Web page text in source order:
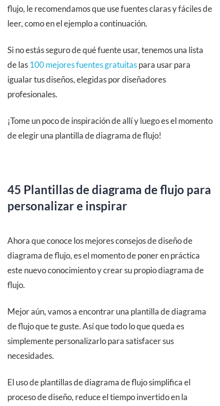
flujo, le recomendamos que use fuentes claras y fáciles de
leer, como en el ejemplo a continuación.
Si no estás seguro de qué fuente usar, tenemos una lista
de las 100 mejores fuentes gratuitaspara usar para
igualar tus diseños, elegidas por diseñadores
profesionales.
¡Tome un poco de inspiración de allí y luego es el momento
de elegir una plantilla de diagrama de flujo!
45 Plantillas de diagrama de flujo para
personalizar e inspirar
Ahora que conoce los mejores consejos de diseño de
diagrama de flujo, es el momento de poner en práctica
este nuevo conocimiento y crear su propio diagrama de
flujo.
Mejor aún, vamos a encontrar una plantilla de diagrama
de flujo que te guste. Así que todo lo que queda es
simplemente personalizarlo para satisfacer sus
necesidades.
El uso de plantillas de diagrama de flujo simplifica el
proceso de diseño, reduce el tiempo invertido en la